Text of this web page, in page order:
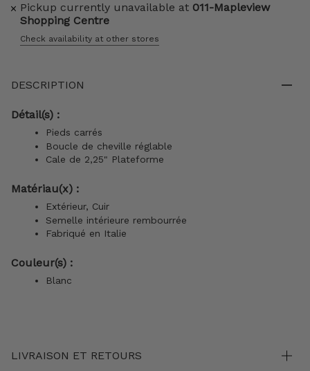
Pickup currently unavailable at 011-Mapleview
Shopping Centre
Check availability at other stores
DESCRIPTION
Détail(s) :
Pieds carrés
Boucle de cheville réglable
Cale de 2,25" Plateforme
Matériau(x) :
Extérieur, Cuir
Semelle intérieure rembourrée
Fabriqué en Italie
Couleur(s) :
Blanc
LIVRAISON ET RETOURS